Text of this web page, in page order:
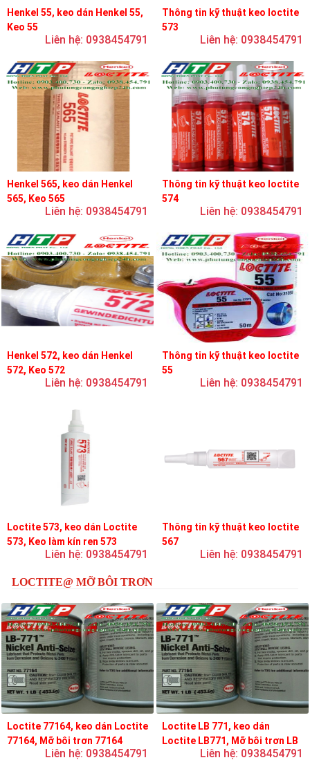
Henkel 55, keo dán Henkel 55,
Keo 55
Liên hệ: 0938454791
Thông tin kỹ thuật keo loctite
573
Liên hệ: 0938454791
Henkel 565, keo dán Henkel
565, Keo 565
Liên hệ: 0938454791
Thông tin kỹ thuật keo loctite
574
Liên hệ: 0938454791
Henkel 572, keo dán Henkel
572, Keo 572
Liên hệ: 0938454791
Thông tin kỹ thuật keo loctite
55
Liên hệ: 0938454791
Loctite 573, keo dán Loctite
573, Keo làm kín ren 573
Liên hệ: 0938454791
Thông tin kỹ thuật keo loctite
567
Liên hệ: 0938454791
LOCTITE@ MỠ BÔI TRƠN
Loctite 77164, keo dán Loctite
77164, Mỡ bôi trơn 77164
Liên hệ: 0938454791
Loctite LB 771, keo dán
Loctite LB771, Mỡ bôi trơn LB
Liên hệ: 0938454791